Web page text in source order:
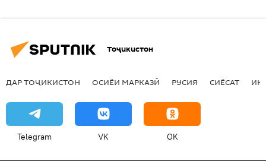
Тоҷикистон
ДАР ТОҶИКИСТОН ОСИЁИ МАРКАЗӢ РУСИЯ СИЁСАТ
Telegram VK OK